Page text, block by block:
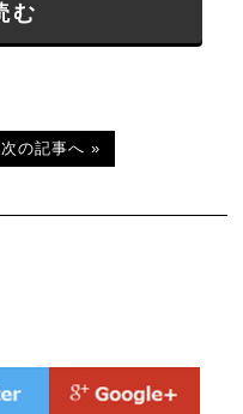
む
次の記事へ »